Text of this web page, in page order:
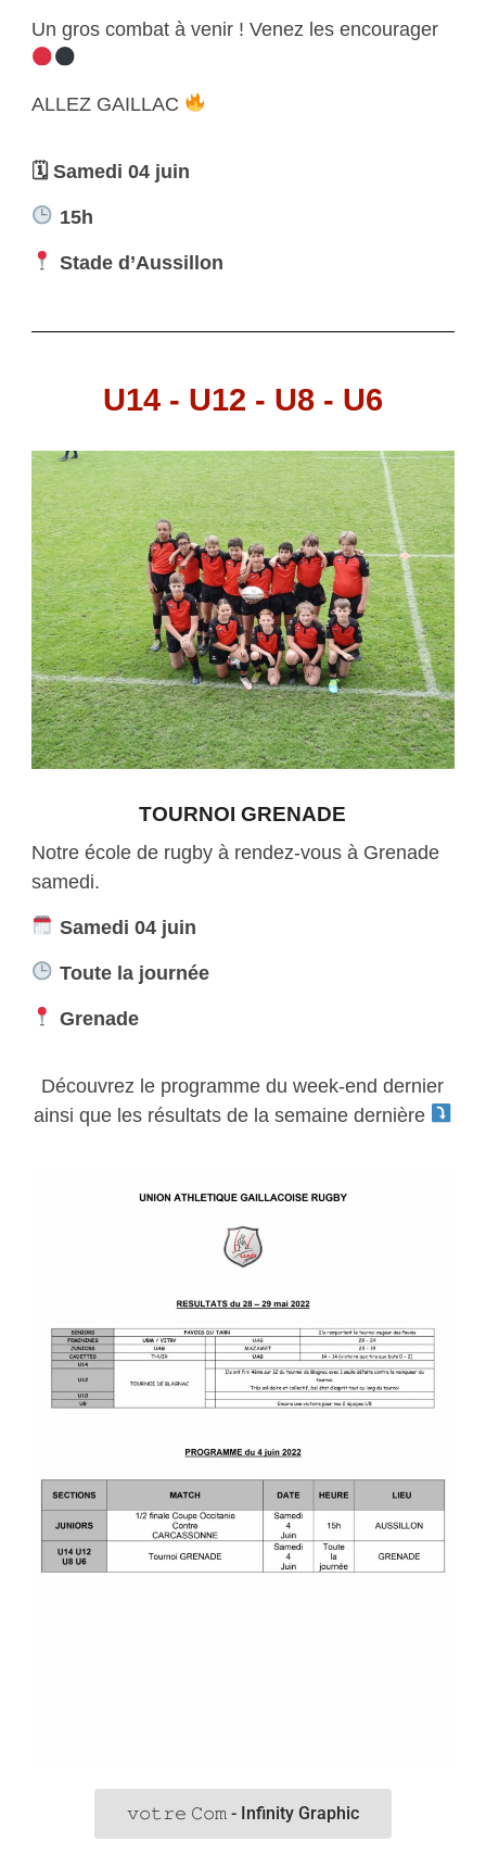
Un gros combat à venir ! Venez les encourager
ALLEZ GAILLAC
🗓 Samedi 04 juin
15h
Stade d’Aussillon
U14 - U12 - U8 - U6
TOURNOI GRENADE
Notre école de rugby à rendez-vous à Grenade
samedi.
Samedi 04 juin
Toute la journée
Grenade
Découvrez le programme du week-end dernier
ainsi que les résultats de la semaine dernière
𝚟𝚘𝚝𝚛𝚎 𝙲𝚘𝚖 - Infinity Graphic